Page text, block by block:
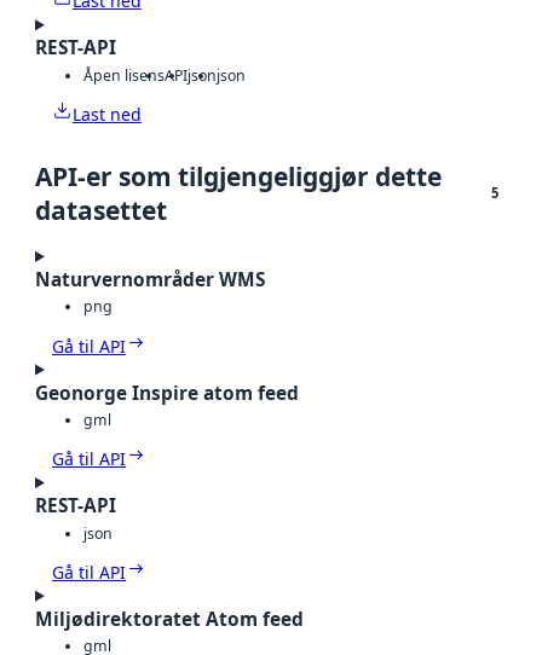
REST-API
Åpen lisensAPIjsonjson
Last ned
API-er som tilgjengeliggjør dette
datasettet
5
Naturvernområder WMS
png
Gå til API
Geonorge Inspire atom feed
gml
Gå til API
REST-API
json
Gå til API
Miljødirektoratet Atom feed
gml